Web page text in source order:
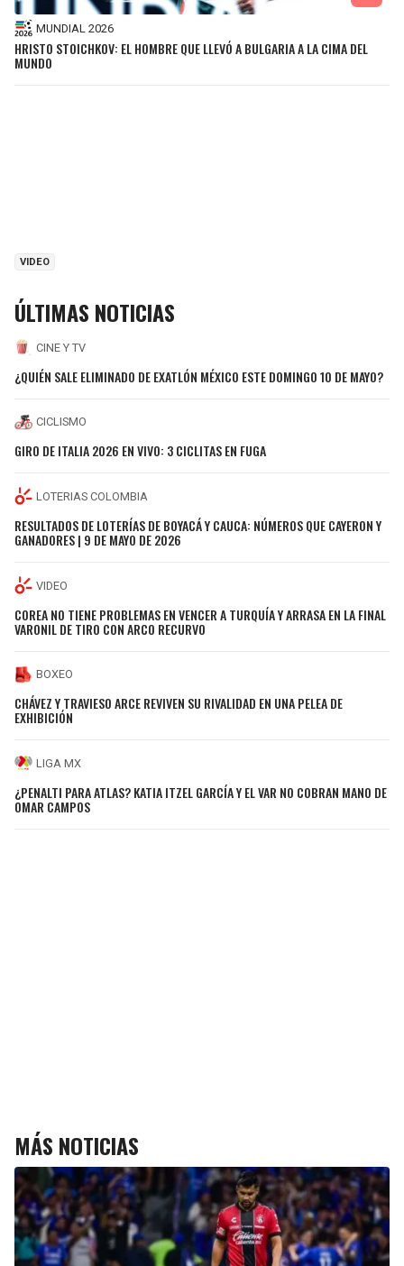
MUNDIAL 2026
HRISTO STOICHKOV: EL HOMBRE QUE LLEVÓ A BULGARIA A LA CIMA DEL
MUNDO
VIDEO
ÚLTIMAS NOTICIAS
CINE Y TV
¿QUIÉN SALE ELIMINADO DE EXATLÓN MÉXICO ESTE DOMINGO 10 DE MAYO?
CICLISMO
GIRO DE ITALIA 2026 EN VIVO: 3 CICLITAS EN FUGA
LOTERIAS COLOMBIA
RESULTADOS DE LOTERÍAS DE BOYACÁ Y CAUCA: NÚMEROS QUE CAYERON Y
GANADORES | 9 DE MAYO DE 2026
VIDEO
COREA NO TIENE PROBLEMAS EN VENCER A TURQUÍA Y ARRASA EN LA FINAL
VARONIL DE TIRO CON ARCO RECURVO
BOXEO
CHÁVEZ Y TRAVIESO ARCE REVIVEN SU RIVALIDAD EN UNA PELEA DE
EXHIBICIÓN
LIGA MX
¿PENALTI PARA ATLAS? KATIA ITZEL GARCÍA Y EL VAR NO COBRAN MANO DE
OMAR CAMPOS
MÁS NOTICIAS